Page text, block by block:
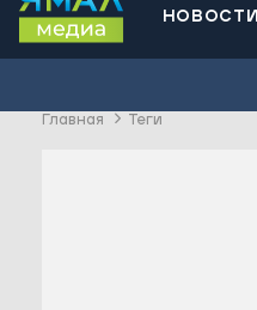
НОВОСТИ
Главная Теги